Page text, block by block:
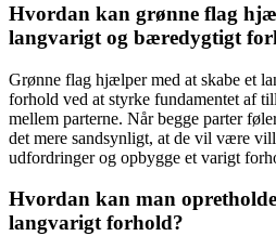
Hvordan kan grønne flag
langvarigt og bæredygtigt
Grønne flag hjælper med at skabe et
forhold ved at styrke fundamentet af
mellem parterne. Når begge parter
det mere sandsynligt, at de vil være
udfordringer og opbygge et varigt
Hvordan kan man
langvarigt forhold?